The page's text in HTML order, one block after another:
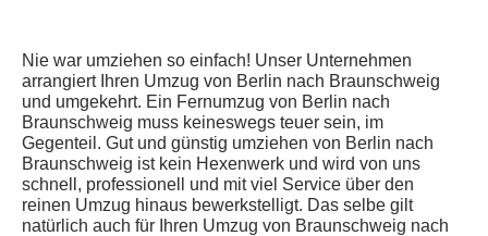
Nie war umziehen so einfach! Unser Unternehmen
arrangiert Ihren Umzug von Berlin nach Braunschweig
und umgekehrt. Ein Fernumzug von Berlin nach
Braunschweig muss keineswegs teuer sein, im
Gegenteil. Gut und günstig umziehen von Berlin nach
Braunschweig ist kein Hexenwerk und wird von uns
schnell, professionell und mit viel Service über den
reinen Umzug hinaus bewerkstelligt. Das selbe gilt
natürlich auch für Ihren Umzug von Braunschweig nach